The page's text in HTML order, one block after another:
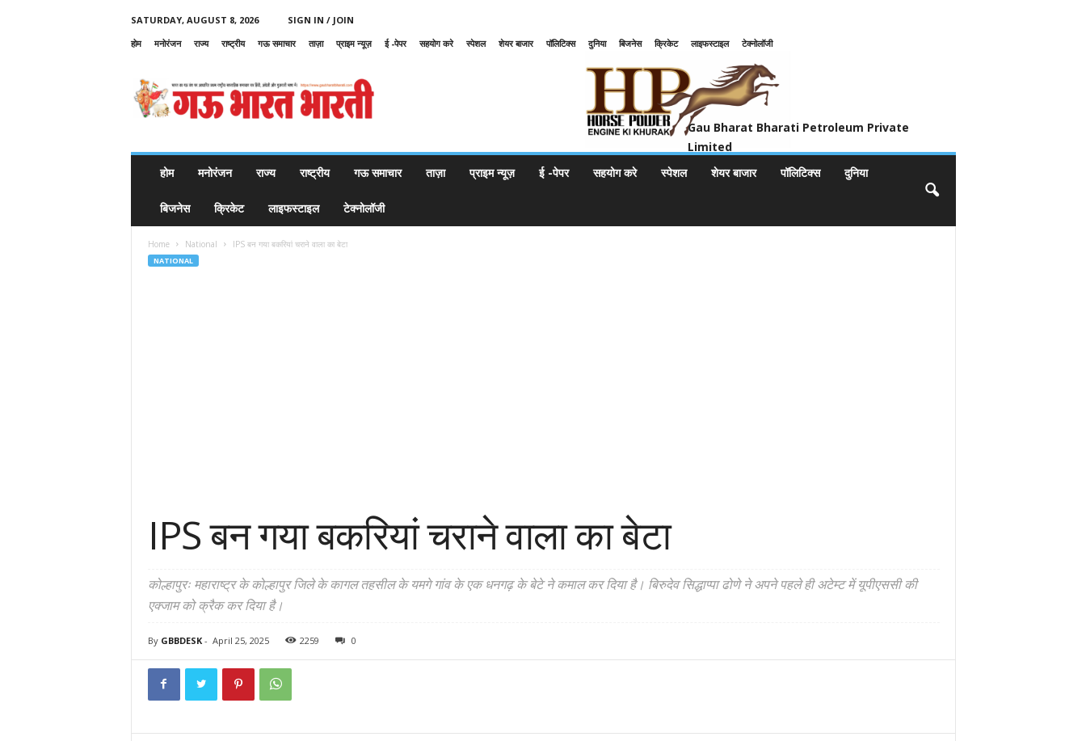
SATURDAY, AUGUST 8, 2026
SIGN IN / JOIN
होम
मनोरंजन राज्य राष्ट्रीय गऊ समाचार ताज़ा प्राइम न्यूज़ ई -पेपर सहयोग करे स्पेशल शेयर बाजार पॉलिटिक्स दुनिया बिजनेस क्रिकेट लाइफस्टाइल
टेक्नोलॉजी
u
Gau Bharat Bharati Petroleum Private
Limited
होम
मनोरंजन राज्य राष्ट्रीय गऊ समाचार ताज़ा प्राइम न्यूज़ ई -पेपर सहयोग करे स्पेशल शेयर बाजार पॉलिटिक्स दुनिया
बिजनेस क्रिकेट लाइफस्टाइल टेक्नोलॉजी
Home National IPS बन गया बकरियां चराने वाला का बेटा
NATIONAL
IPS बन गया बकरियां चराने वाला का बेटा
कोल्हापुरः महाराष्ट्र के कोल्हापुर जिले के कागल तहसील के यमगे गांव के एक धनगढ़ के बेटे ने कमाल कर दिया है। बिरुदेव सिद्धाप्पा ढोणे ने अपने पहले ही अटेम्ट में यूपीएससी की
एक्जाम को क्रैक कर दिया है।
By GBBDESK- April 25, 2025 2259 0